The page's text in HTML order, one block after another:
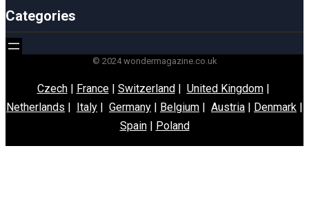
Categories
© 2024 wondermagazine.co.uk
Czech| France| Switzerland United Kingdom|
Netherlands
Italy Germany Belgium Austria Denmark
Spain| Poland